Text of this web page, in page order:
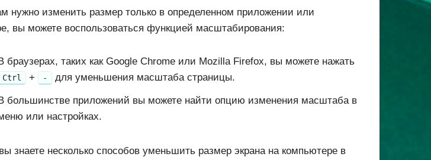
нужно изменить размер только в определенном приложении или
вы можете воспользоваться функцией масштабирования:
браузерах, таких как Google Chrome или Mozilla Firefox, вы можете нажать
Ctrl + - для уменьшения масштаба страницы.
большинстве приложений вы можете найти опцию изменения масштаба в
или настройках.
знаете несколько способов уменьшить размер экрана на компьютере в